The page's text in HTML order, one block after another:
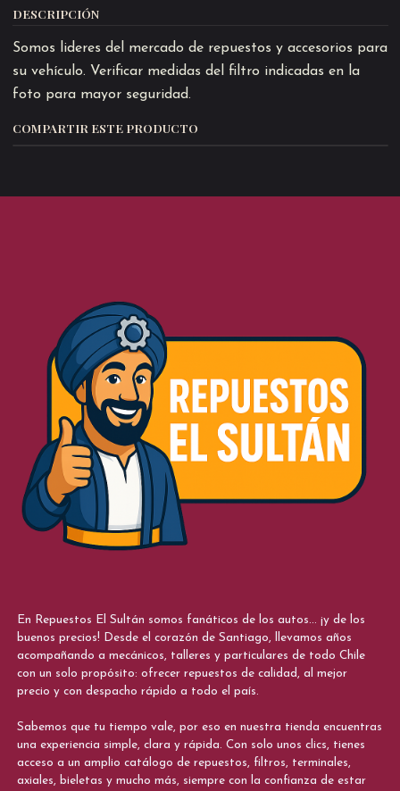
DESCRIPCIÓN
Somos lideres del mercado de repuestos y accesorios para
su vehículo. Verificar medidas del filtro indicadas en la
foto para mayor seguridad.
COMPARTIR ESTE PRODUCTO
En Repuestos El Sultán somos fanáticos de los autos... ¡y de los
buenos precios! Desde el corazón de Santiago, llevamos años
acompañando a mecánicos, talleres y particulares de todo Chile
con un solo propósito: ofrecer repuestos de calidad, al mejor
precio y con despacho rápido a todo el país.
Sabemos que tu tiempo vale, por eso en nuestra tienda encuentras
una experiencia simple, clara y rápida. Con solo unos clics, tienes
acceso a un amplio catálogo de repuestos, filtros, terminales,
axiales, bieletas y mucho más, siempre con la confianza de estar